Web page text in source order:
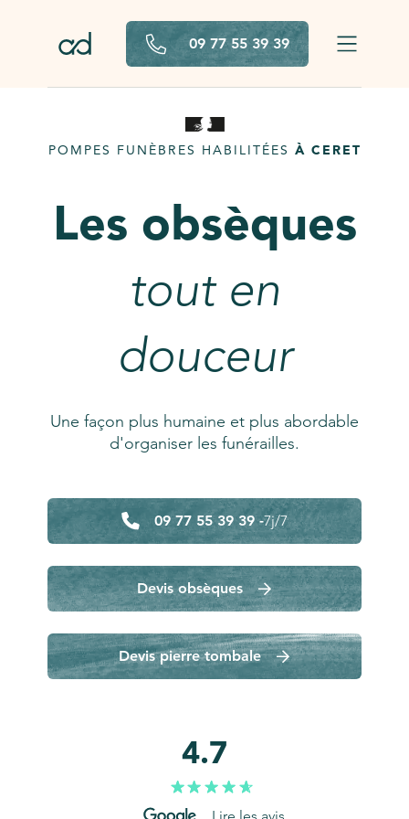
09 77 55 39 39
POMPES FUNÈBRES HABILITÉES À CERET
Les obsèques
tout en
douceur
Une façon plus humaine et plus abordable
d'organiser les funérailles.
09 77 55 39 39 -7j/7
Devis obsèques
Devis pierre tombale
4.7